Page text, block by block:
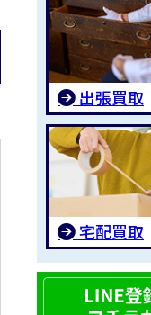
出張買取
宅配買取